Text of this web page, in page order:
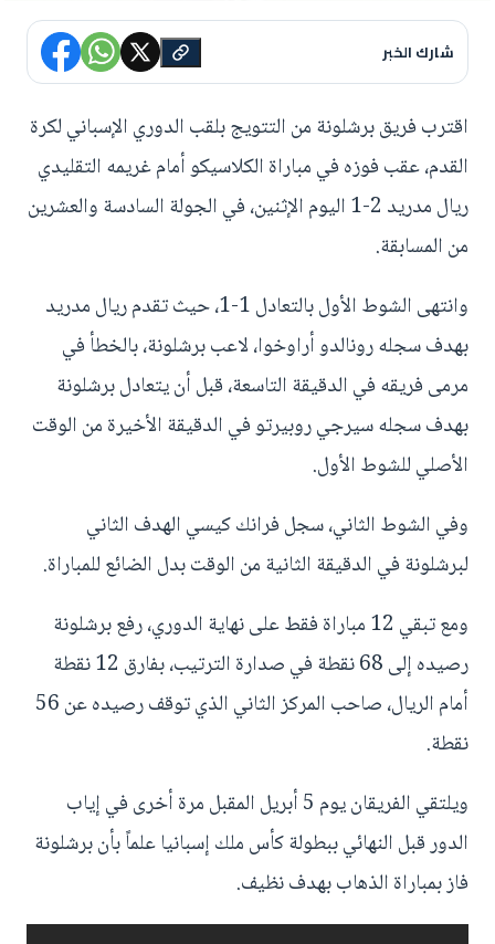
شارك الخبر
اقترب فريق برشلونة من التتويج بلقب الدوري الإسباني لكرة
القدم، عقب فوزه في مباراة الكلاسيكو أمام غريمه التقليدي
ريال مدريد 2-1 اليوم الإثنين، في الجولة السادسة والعشرين
من المسابقة.
وانتهى الشوط الأول بالتعادل 1-1، حيث تقدم ريال مدريد
بهدف سجله رونالدو أراوخوا، لاعب برشلونة، بالخطأ في
مرمى فريقه في الدقيقة التاسعة، قبل أن يتعادل برشلونة
بهدف سجله سيرجي روبيرتو في الدقيقة الأخيرة من الوقت
الأصلي للشوط الأول.
وفي الشوط الثاني، سجل فرانك كيسي الهدف الثاني
لبرشلونة في الدقيقة الثانية من الوقت بدل الضائع للمباراة.
ومع تبقي 12 مباراة فقط على نهاية الدوري، رفع برشلونة
رصيده إلى 68 نقطة في صدارة الترتيب، بفارق 12 نقطة
أمام الريال، صاحب المركز الثاني الذي توقف رصيده عن 56
نقطة.
ويلتقي الفريقان يوم 5 أبريل المقبل مرة أخرى في إياب
الدور قبل النهائي ببطولة كأس ملك إسبانيا علماً بأن برشلونة
فاز بمباراة الذهاب بهدف نظيف.